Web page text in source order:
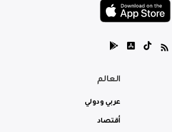
العالم
عربي ودولي
أقتصاد